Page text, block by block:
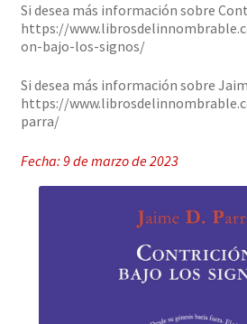
Si desea más información sobre
https://
on-bajo-los-signos/
Si desea más información sobre
https://
parra/
Fecha: 9 de marzo de 2023